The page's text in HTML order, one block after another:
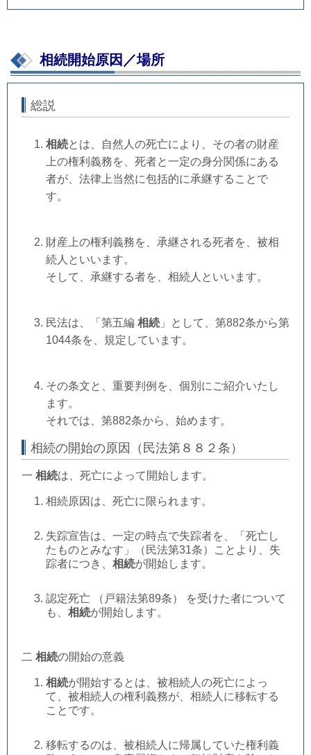
相続開始原因／場所
総説
相続とは、自然人の死亡により、その者の財産
上の権利義務を、死者と一定の身分関係にある
者が、法律上当然に包括的に承継することで
す。
財産上の権利義務を、承継される死者を、被相
続人といいます。
そして、承継する者を、相続人といいます。
民法は、「第五編 相続 」として、第882条から第
1044条を、規定しています。
その条文と、重要判例を、個別にご紹介いたし
ます。
それでは、第882条から、始めます。
相続の開始の原因（民法第８８２条）
一 相続は、死亡によって開始します。
相続原因は、死亡に限られます。
失踪宣告は、一定の時点で失踪者を、「死亡し
たものとみなす」（民法第31条）ことより、失
踪者につき、 相続が開始します。
認定死亡 （戸籍法第89条） を受けた者について
も、 相続が開始します。
二 相続の開始の意義
相続が開始するとは、被相続人の死亡によっ
て、被相続人の権利義務が、相続人に移転する
ことです。
移転するのは、被相続人に帰属していた権利義